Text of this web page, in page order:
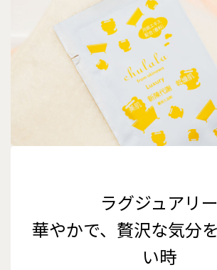
ラグジュアリー
華やかで、贅沢な気分
い時